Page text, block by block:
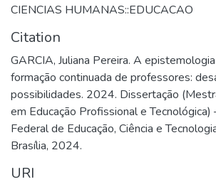
CIENCIAS HUMANAS::EDUCACAO
Citation
GARCIA, Juliana Pereira. A
formação continuada de professores:
possibilidades. 2024. Dissertação
em Educação Profissional e
Federal de Educação, Ciência e
Brasília, 2024.
URI